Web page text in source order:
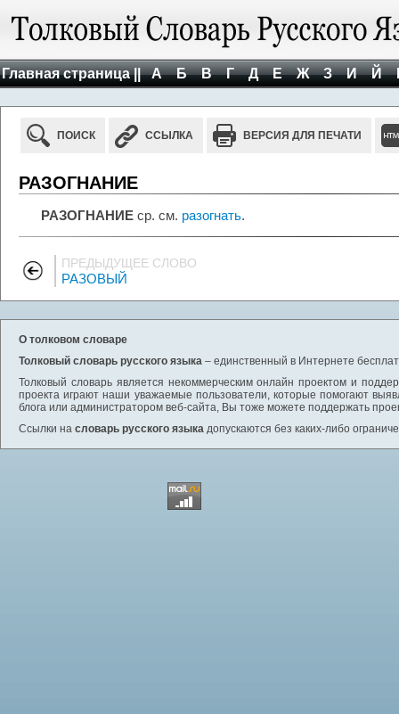
Главная страница || А Б В Г Д Е Ж З И Й
ПОИСК ССЫЛКА ВЕРСИЯ ДЛЯ ПЕЧАТИ
РАЗОГНАНИЕ
РАЗОГНАНИЕ ср. см. разогнать.
ПРЕДЫДУЩЕЕ СЛОВО
РАЗОВЫЙ
О толковом словаре
Толковый словарь русского языка – единственный в Интернете
Толковый словарь является некоммерческим онлайн проектом и
проекта играют наши уважаемые пользователи, которые помогают
блога или администратором веб-сайта, Вы тоже можете поддержать
Ссылки на словарь русского языка допускаются без каких-либо